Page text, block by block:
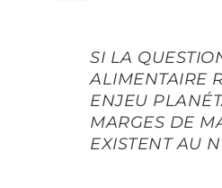
SI LA
ALIMENTAIRE
ENJEU
MARGES DE
EXISTENT AU